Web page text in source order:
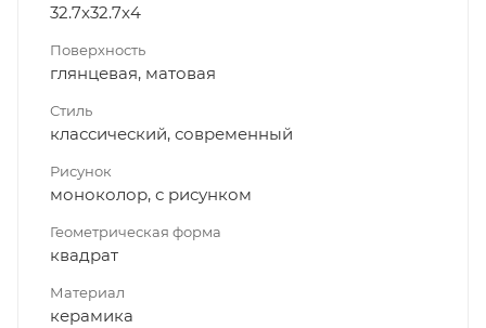
32.7x32.7x4
Поверхность
глянцевая, матовая
Стиль
классический, современный
Рисунок
моноколор, с рисунком
Геометрическая форма
квадрат
Материал
керамика